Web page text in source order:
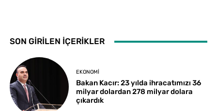
SON GİRİLEN İÇERİKLER
EKONOMI
Bakan Kacır: 23 yılda ihracatımızı 36
milyar dolardan 278 milyar dolara
çıkardık